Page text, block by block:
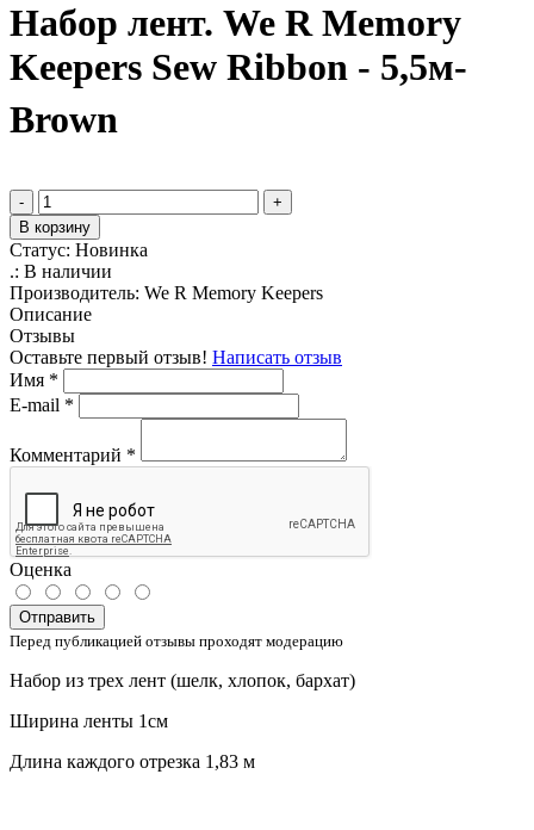
Набор лент. We R Memory
Keepers Sew Ribbon - 5,5м-
Brown
-
+
В корзину
Статус: Новинка
.: В наличии
Производитель: We R Memory Keepers
Описание
Отзывы
Оставьте первый отзыв! Написать отзыв
Имя *
E-mail *
Комментарий *
Оценка
Отправить
Перед публикацией отзывы проходят модерацию
Набор из трех лент (шелк, хлопок, бархат)
Ширина ленты 1см
Длина каждого отрезка 1,83 м